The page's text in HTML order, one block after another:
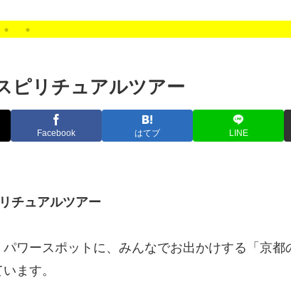
ピリチュアルツアー
Facebook はてブ LINE
チュアルツアー
ワースポットに、みんなでお出かけする「京都
ます。